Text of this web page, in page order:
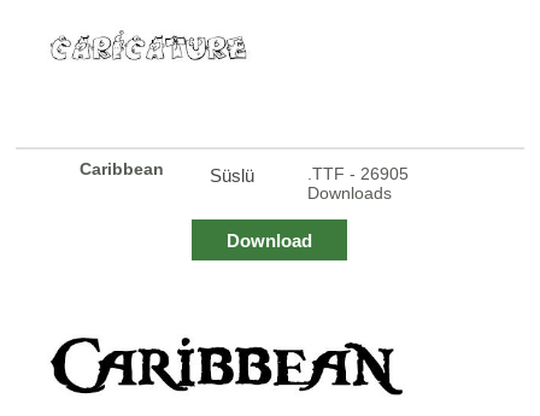
Caribbean Süslü
.TTF - 26905
Downloads
Download